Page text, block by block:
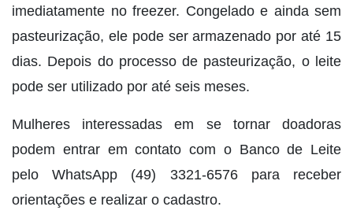
imediatamente no freezer. Congelado e ainda sem
pasteurização, ele pode ser armazenado por até 15
dias. Depois do processo de pasteurização, o leite
pode ser utilizado por até seis meses.
Mulheres interessadas em se tornar doadoras
podem entrar em contato com o Banco de Leite
pelo WhatsApp (49) 3321-6576 para receber
orientações e realizar o cadastro.